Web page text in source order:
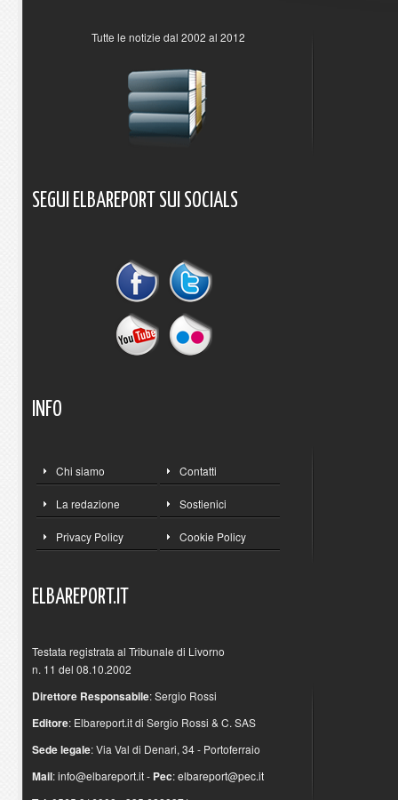
Tutte le notizie dal 2002 al 2012
SEGUI ELBAREPORT SUI SOCIALS
INFO
Chi siamo Contatti
La redazione Sostienici
Privacy Policy Cookie Policy
ELBAREPORT.IT
Testata registrata al Tribunale di Livorno
n. 11 del 08.10.2002
Direttore Responsabile: Sergio Rossi
Editore: Elbareport.it di Sergio Rossi & C. SAS
Sede legale: Via Val di Denari, 34 - Portoferraio
Mail:info@elbareport.it- Pec:elbareport@pec.it